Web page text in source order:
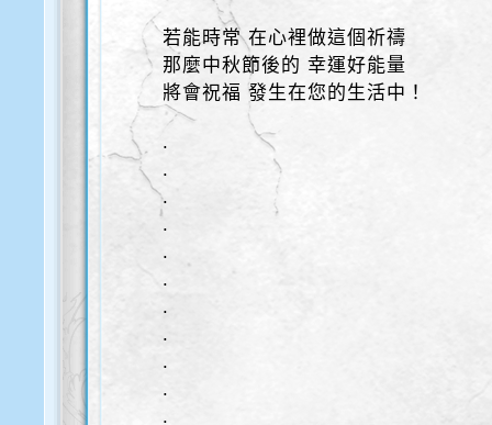
若能時常 在心裡做這個祈禱
那麼中秋節後的 幸運好能量
將會祝福 發生在您的生活中！
.
.
.
.
.
.
.
.
.
.
.